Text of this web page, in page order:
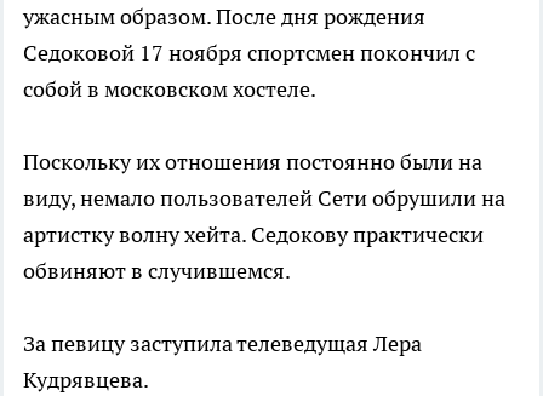
ужасным образом. После дня рождения
Седоковой 17 ноября спортсмен покончил с
собой в московском хостеле.
Поскольку их отношения постоянно были на
виду, немало пользователей Сети обрушили на
артистку волну хейта. Седокову практически
обвиняют в случившемся.
За певицу заступила телеведущая Лера
Кудрявцева.